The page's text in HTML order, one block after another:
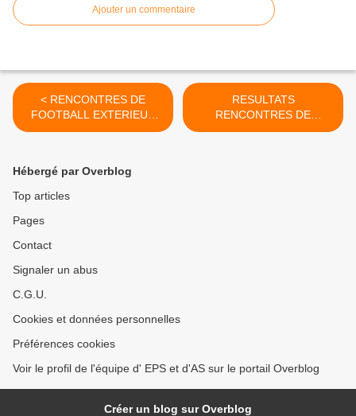
Ajouter un commentaire
< RENCONTRES DE
FOOTBALL EXTERIEUR
MERCREDI 12 OCTOBRE
RESULTATS
RENCONTRES DE
FOOTBALL DU 12
Hébergé par Overblog
Top articles
Pages
Contact
Signaler un abus
C.G.U.
Cookies et données personnelles
Préférences cookies
Voir le profil de l'équipe d' EPS et d'AS sur le portail Overblog
Créer un blog sur Overblog